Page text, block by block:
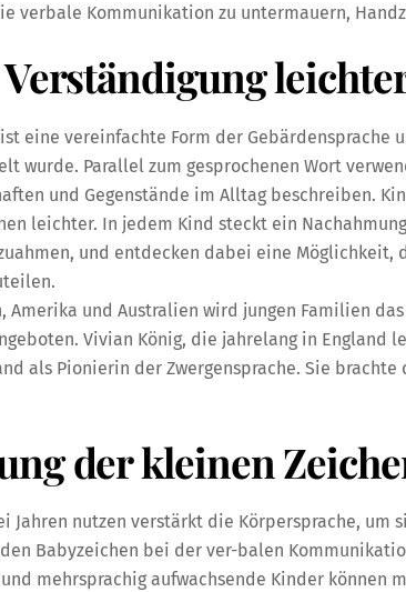
verbale Kommunikation zu untermauern,
eine vereinfachte Form der Gebärdensprache
wurde. Parallel zum gesprochenen Wort
und Gegenstände im Alltag beschreiben.
leichter. In jedem Kind steckt ein
und entdecken dabei eine Möglichkeit,
Amerika und Australien wird jungen Familien
Vivian König, die jahrelang in England
als Pionierin der Zwergensprache. Sie brachte
der kleinen
Jahren nutzen verstärkt die Körpersprache, um
Babyzeichen bei der ver-balen
mehrsprachig aufwachsende Kinder können